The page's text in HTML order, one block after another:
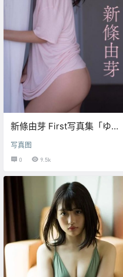
新條由芽 First写真集「ゆめ
写真图
0 9.5k